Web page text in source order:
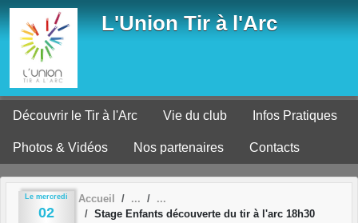
L'Union Tir à l'Arc
Découvrir le Tir à l'Arc Vie du club Infos Pratiques
Photos & Vidéos Nos partenaires Contacts
Le mercredi
02
Accueil
Stage Enfants découverte du tir à l'arc 18h30
Panneau de gestion des cookies